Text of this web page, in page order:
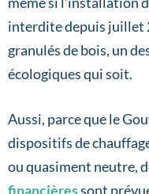
interdite depuis juillet
granulés de bois, un
écologiques qui soit.
Aussi, parce que le
dispositifs de
ou quasiment neutre,
financièressont